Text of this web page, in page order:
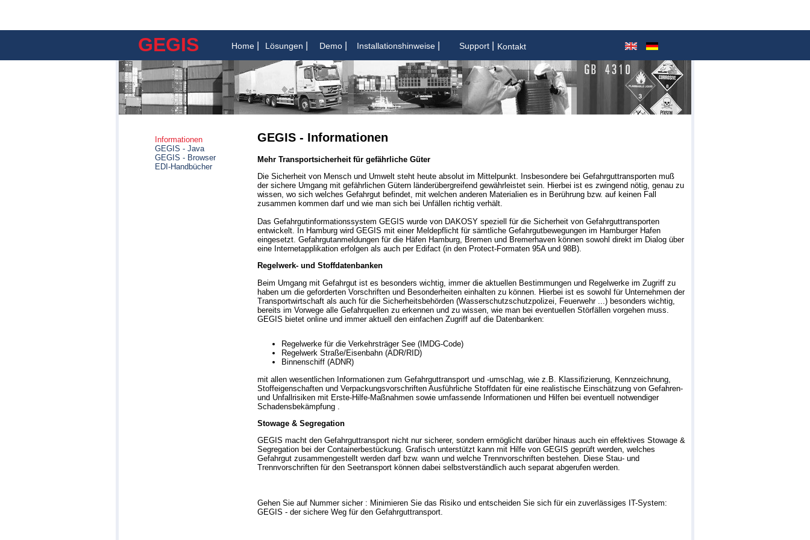
GEGIS Home Lösungen Demo| Installationshinweise| Support| Kontakt
Informationen
GEGIS - Java
GEGIS - Browser
EDI-Handbücher
GEGIS - Informationen
Mehr Transportsicherheit für gefährliche Güter
Die Sicherheit von Mensch und Umwelt steht heute absolut im Mittelpunkt. Insbesondere bei Gefahrguttransporten muß
der sichere Umgang mit gefährlichen Gütern länderübergreifend gewährleistet sein. Hierbei ist es zwingend nötig, genau zu
wissen, wo sich welches Gefahrgut befindet, mit welchen anderen Materialien es in Berührung bzw. auf keinen Fall
zusammen kommen darf und wie man sich bei Unfällen richtig verhält.
Das Gefahrgutinformationssystem GEGIS wurde von DAKOSY speziell für die Sicherheit von Gefahrguttransporten
entwickelt. In Hamburg wird GEGIS mit einer Meldepflicht für sämtliche Gefahrgutbewegungen im Hamburger Hafen
eingesetzt. Gefahrgutanmeldungen für die Häfen Hamburg, Bremen und Bremerhaven können sowohl direkt im Dialog über
eine Internetapplikation erfolgen als auch per Edifact (in den Protect-Formaten 95A und 98B).
Regelwerk- und Stoffdatenbanken
Beim Umgang mit Gefahrgut ist es besonders wichtig, immer die aktuellen Bestimmungen und Regelwerke im Zugriff zu
haben um die geforderten Vorschriften und Besonderheiten einhalten zu können. Hierbei ist es sowohl für Unternehmen der
Transportwirtschaft als auch für die Sicherheitsbehörden (Wasserschutzschutzpolizei, Feuerwehr ...) besonders wichtig,
bereits im Vorwege alle Gefahrquellen zu erkennen und zu wissen, wie man bei eventuellen Störfällen vorgehen muss.
GEGIS bietet online und immer aktuell den einfachen Zugriff auf die Datenbanken:
Regelwerke für die Verkehrsträger See (IMDG-Code)
Regelwerk Straße/Eisenbahn (ADR/RID)
Binnenschiff (ADNR)
mit allen wesentlichen Informationen zum Gefahrguttransport und -umschlag, wie z.B. Klassifizierung, Kennzeichnung,
Stoffeigenschaften und Verpackungsvorschriften Ausführliche Stoffdaten für eine realistische Einschätzung von Gefahren-
und Unfallrisiken mit Erste-Hilfe-Maßnahmen sowie umfassende Informationen und Hilfen bei eventuell notwendiger
Schadensbekämpfung .
Stowage & Segregation
GEGIS macht den Gefahrguttransport nicht nur sicherer, sondern ermöglicht darüber hinaus auch ein effektives Stowage &
Segregation bei der Containerbestückung. Grafisch unterstützt kann mit Hilfe von GEGIS geprüft werden, welches
Gefahrgut zusammengestellt werden darf bzw. wann und welche Trennvorschriften bestehen. Diese Stau- und
Trennvorschriften für den Seetransport können dabei selbstverständlich auch separat abgerufen werden.
Gehen Sie auf Nummer sicher : Minimieren Sie das Risiko und entscheiden Sie sich für ein zuverlässiges IT-System:
GEGIS - der sichere Weg für den Gefahrguttransport.